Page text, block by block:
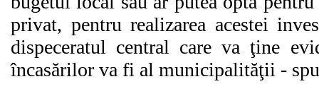
privat, pentru realizarea acestei
dispeceratul central care va ţine
încasărilor va fi al municipalităţii -